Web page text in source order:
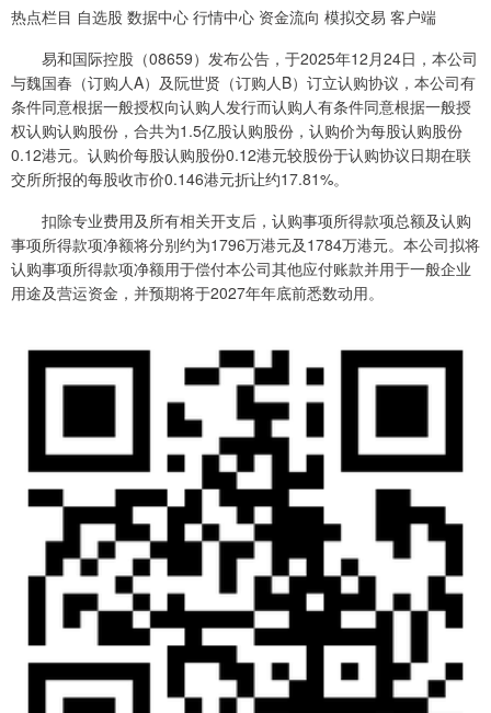
热点栏目 自选股 数据中心 行情中心 资金流向 模拟交易 客户端
易和国际控股（08659）发布公告，于2025年12月24日，本公司
与魏国春（订购人A）及阮世贤（订购人B）订立认购协议，本公司有
条件同意根据一般授权向认购人发行而认购人有条件同意根据一般授
权认购认购股份，合共为1.5亿股认购股份，认购价为每股认购股份
0.12港元。认购价每股认购股份0.12港元较股份于认购协议日期在联
交所所报的每股收市价0.146港元折让约17.81%。
扣除专业费用及所有相关开支后，认购事项所得款项总额及认购
事项所得款项净额将分别约为1796万港元及1784万港元。本公司拟将
认购事项所得款项净额用于偿付本公司其他应付账款并用于一般企业
用途及营运资金，并预期将于2027年年底前悉数动用。